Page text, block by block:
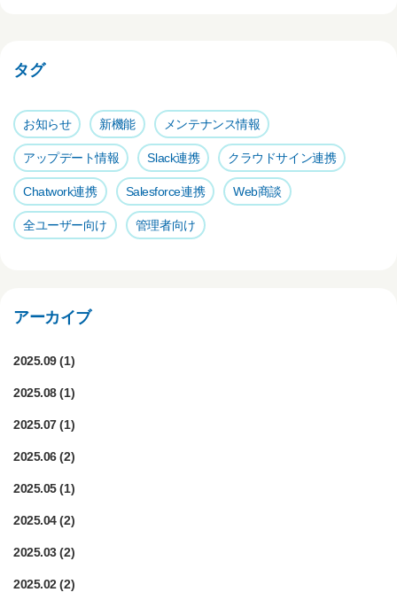
b
o
k
タグ
お知らせ 新機能 メンテナンス情報
アップデート情報 Slack連携 クラウドサイン連携
Chatwork連携 Salesforce連携 Web商談
全ユーザー向け 管理者向け
アーカイブ
2025.09(1)
2025.08(1)
2025.07(1)
2025.06(2)
2025.05(1)
2025.04(2)
2025.03(2)
2025.02(2)